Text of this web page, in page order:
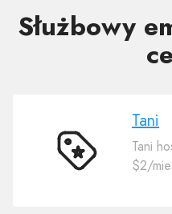
Służbowy
Tani
Tani
Tani
$2/